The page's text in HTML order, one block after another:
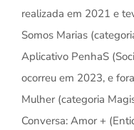
realizada em 2021 e
Somos Marias
Aplicativo PenhaS
ocorreu em 2023, e
Mulher (categoria
Conversa: Amor +